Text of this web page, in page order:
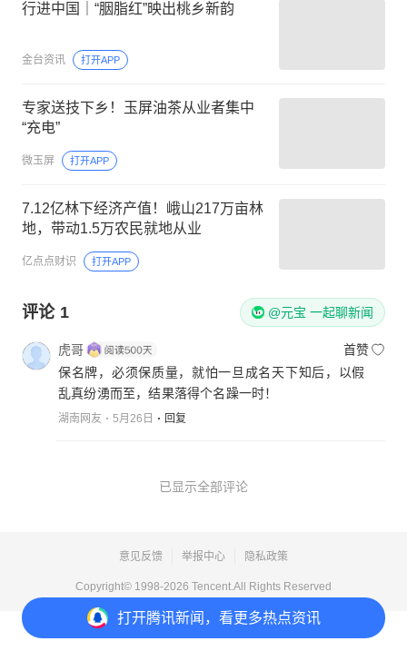
打开腾讯新闻，看更多热点资讯
行进中国｜“胭脂红”映出桃乡新韵
金台资讯 打开APP
专家送技下乡！玉屏油茶从业者集中
“充电”
微玉屏 打开APP
7.12亿林下经济产值！峨山217万亩林
地，带动1.5万农民就地从业
亿点点财识 打开APP
评论 1 @元宝 一起聊新闻
虎哥
首赞
保名牌，必须保质量，就怕一旦成名天下知后，以假
乱真纷湧而至，结果落得个名躁一时！
湖南网友 5月26日 回复
已显示全部评论
意见反馈 举报中心 隐私政策
Copyright© 1998-2026 Tencent.All Rights Reserved